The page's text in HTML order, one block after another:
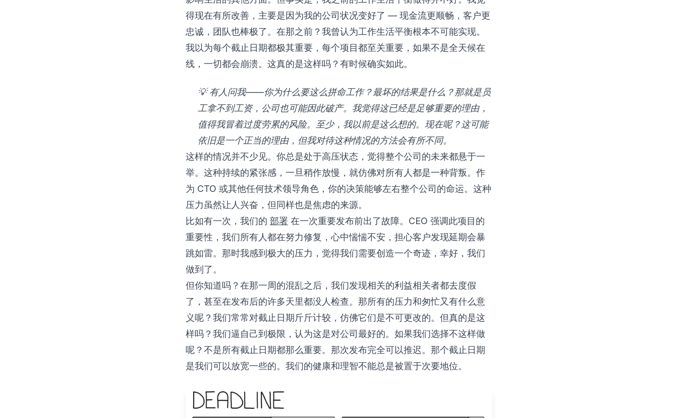
得现在有所改善，主要是因为我的公司状况变好了 — 现金流更顺畅，客户更
忠诚，团队也棒极了。在那之前？我曾认为工作生活平衡根本不可能实现。
我以为每个截止日期都极其重要，每个项目都至关重要，如果不是全天候在
线，一切都会崩溃。这真的是这样吗？有时候确实如此。
💡 有人问我——你为什么要这么拼命工作？最坏的结果是什么？那就是员
工拿不到工资，公司也可能因此破产。我觉得这已经是足够重要的理由，
值得我冒着过度劳累的风险。至少，我以前是这么想的。现在呢？这可能
依旧是一个正当的理由，但我对待这种情况的方法会有所不同。
这样的情况并不少见。你总是处于高压状态，觉得整个公司的未来都悬于一
举。这种持续的紧张感，一旦稍作放慢，就仿佛对所有人都是一种背叛。作
为 CTO 或其他任何技术领导角色，你的决策能够左右整个公司的命运。这种
压力虽然让人兴奋，但同样也是焦虑的来源。
比如有一次，我们的 部署 在一次重要发布前出了故障。CEO 强调此项目的
重要性，我们所有人都在努力修复，心中惴惴不安，担心客户发现延期会暴
跳如雷。那时我感到极大的压力，觉得我们需要创造一个奇迹，幸好，我们
做到了。
但你知道吗？在那一周的混乱之后，我们发现相关的利益相关者都去度假
了，甚至在发布后的许多天里都没人检查。那所有的压力和匆忙又有什么意
义呢？我们常常对截止日期斤斤计较，仿佛它们是不可更改的。但真的是这
样吗？我们逼自己到极限，认为这是对公司最好的。如果我们选择不这样做
呢？不是所有截止日期都那么重要。那次发布完全可以推迟。那个截止日期
是我们可以放宽一些的。我们的健康和理智不能总是被置于次要地位。